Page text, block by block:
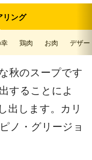
リング
鶏肉 お肉 デザー
秋のスープです
することによ
出します。カリ
ノ・グリージョ